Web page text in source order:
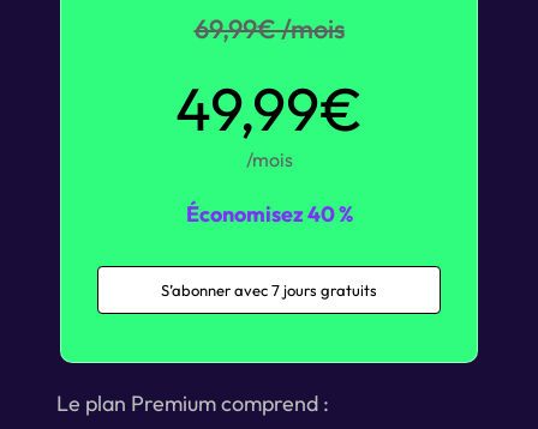
69,99€ /mois
49,99€
/mois
Économisez 40 %
S’abonner avec 7 jours gratuits
Le plan Premium comprend :